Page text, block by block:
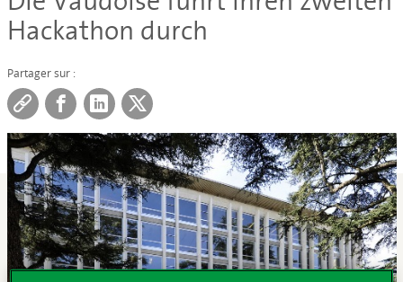
Hackathon durch
Partager sur :